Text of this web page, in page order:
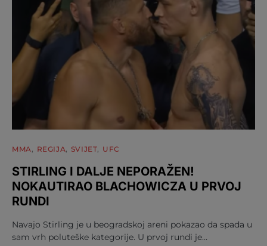
MMA REGIJA SVIJET UFC
STIRLING I DALJE NEPORAŽEN!
NOKAUTIRAO BLACHOWICZA U PRVOJ
RUNDI
Navajo Stirling je u beogradskoj areni pokazao da spada u
sam vrh poluteške kategorije. U prvoj rundi je…